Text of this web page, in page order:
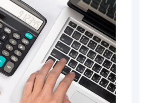
ЕЖЕМЕСЯЧНЫЙ ОБЗОР
КЕШБЭКА
ПУТЕВОДИТЕЛИ ПО
БАНКОВСКИМ КАРТАМ